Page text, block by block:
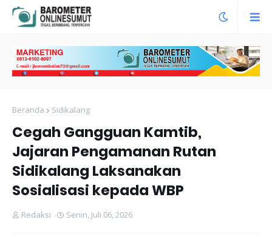
Beranda Sidikalang
Cegah Gangguan Kamtib,
Jajaran Pengamanan Rutan
Sidikalang Laksanakan
Sosialisasi kepada WBP
Redaksi Senin, Juli 06, 2026